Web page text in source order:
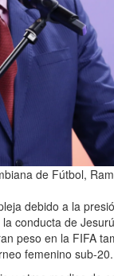
de Fútbol,
debido a la
conducta de
peso en la FIFA
femenino sub-20.